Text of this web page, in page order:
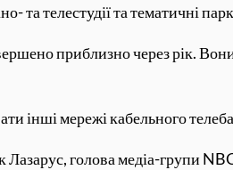
та телестудії та тематичні
приблизно через рік.
інші мережі кабельного
голова медіа-групи